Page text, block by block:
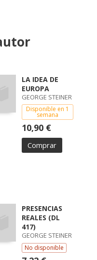
LA IDEA DE
EUROPA
GEORGE STEINER
Disponible en 1
semana
10,90 €
Comprar
PRESENCIAS
REALES (DL
417)
GEORGE STEINER
No disponible